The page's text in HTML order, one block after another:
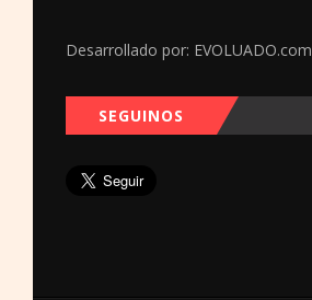
Desarrollado por: EVOLUADO.com
SEGUINOS